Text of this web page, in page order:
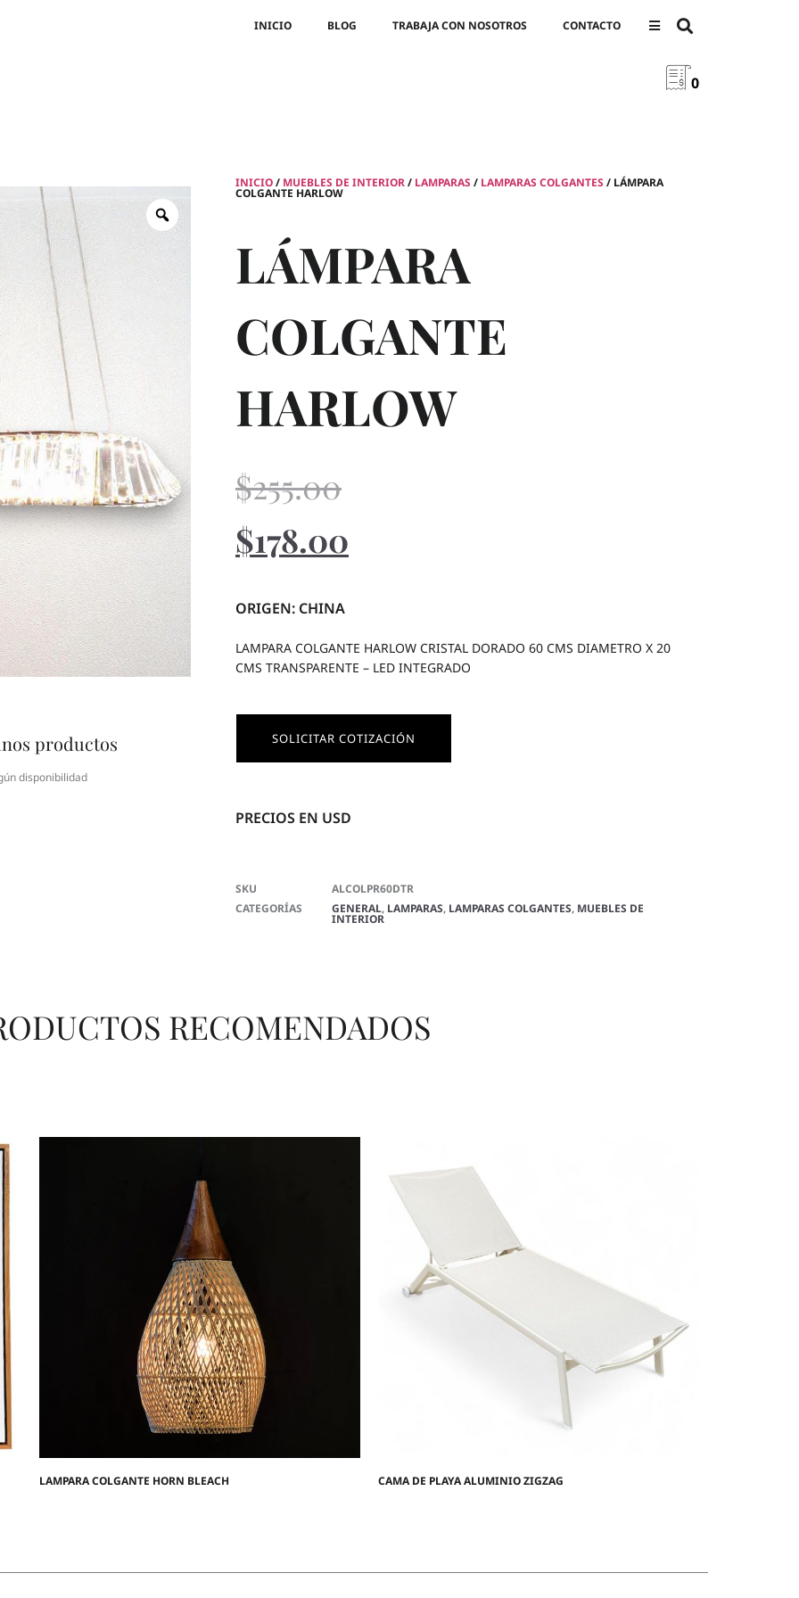
INICIO BLOG TRABAJA CON NOSOTROS CONTACTO
0
productos
disponibilidad
INICIO/ MUEBLES DE INTERIOR/ LAMPARAS / LAMPARAS COLGANTES / LÁMPARA
COLGANTE HARLOW
LÁMPARA
COLGANTE
HARLOW
$255.00
$178.00
ORIGEN: CHINA
LAMPARA COLGANTE HARLOW CRISTAL DORADO 60 CMS DIAMETRO X 20
CMS TRANSPARENTE – LED INTEGRADO
SOLICITAR COTIZACIÓN
PRECIOS EN USD
SKU
ALCOLPR60DTR
CATEGORÍAS
GENERAL, LAMPARAS, LAMPARAS COLGANTES, MUEBLES DE
INTERIOR
RECOMENDADOS
LAMPARA COLGANTE HORN BLEACH CAMA DE PLAYA ALUMINIO ZIGZAG